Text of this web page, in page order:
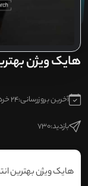
هایک ویژن
آخرین بروزرسانی:24 خرداد 1400
بازدید:730
هایک ویژن بهترین